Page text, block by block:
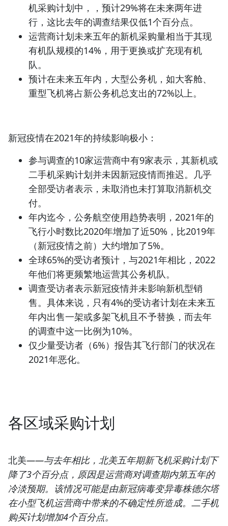
机采购计划中，，预计29%将在未来两年进
行，这比去年的调查结果仅低1个百分点。
运营商计划未来五年的新机采购量相当于其现
有机队规模的14%，用于更换或扩充现有机
队。
预计在未来五年内，大型公务机，如大客舱、
重型飞机将占新公务机总支出的72%以上。
新冠疫情在2021年的持续影响极小：
参与调查的10家运营商中有9家表示，其新机或
二手机采购计划并未因新冠疫情而推迟。几乎
全部受访者表示，未取消也未打算取消新机交
付。
年内迄今，公务航空使用趋势表明，2021年的
飞行小时数比2020年增加了近50%，比2019年
（新冠疫情之前）大约增加了5%。
全球65%的受访者预计，与2021年相比，2022
年他们将更频繁地运营其公务机队。
调查受访者表示新冠疫情并未影响新机型销
售。具体来说，只有4%的受访者计划在未来五
年内出售一架或多架飞机且不予替换，而去年
的调查中这一比例为10%。
仅少量受访者（6%）报告其飞行部门的状况在
2021年恶化。
各区域采购计划
北美——与去年相比，北美五年期新飞机采购计划下
降了3个百分点，原因是运营商对调查期内第五年的
冷淡预期。该情况可能是由新冠病毒变异毒株德尔塔
在小型飞机运营商中带来的不确定性所造成。二手机
购买计划增加4个百分点。